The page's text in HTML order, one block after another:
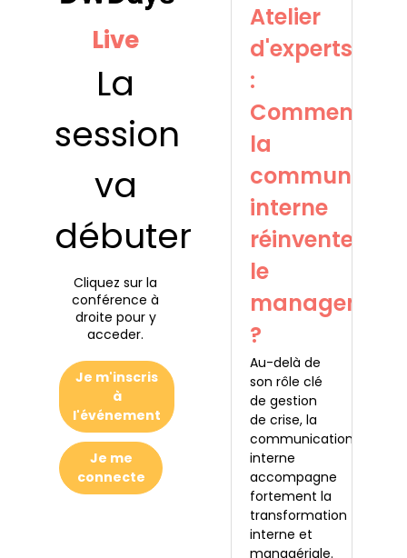
Live
La
session
va
débuter
Cliquez sur la
conférence à
droite pour y
acceder.
Je m'inscris
à
l'événement
Je me
connecte
Atelier
d'experts
:
Comment
la
interne
réinvente
le
management
?
Au-delà de
son rôle clé
de gestion
de crise, la
communication
interne
accompagne
fortement la
transformation
interne et
managériale.